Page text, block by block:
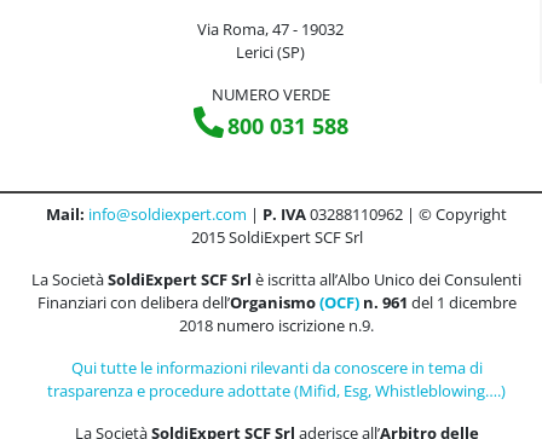
Via Roma, 47 - 19032
Lerici (SP)
NUMERO VERDE
800 031 588
Mail: info@soldiexpert.com | P. IVA03288110962 | © Copyright
2015 SoldiExpert SCF Srl
La SocietàSoldiExpert SCF Srl è iscritta all’Albo Unico dei Consulenti
Finanziari con delibera dell’Organismo(OCF)n. 961 del 1 dicembre
2018 numero iscrizione n.9.
Qui tutte le informazioni rilevanti da conoscere in tema di
trasparenza e procedure adottate (Mifid, Esg, Whistleblowing….)
La SocietàSoldiExpert SCF Srl aderisce all’Arbitro delle